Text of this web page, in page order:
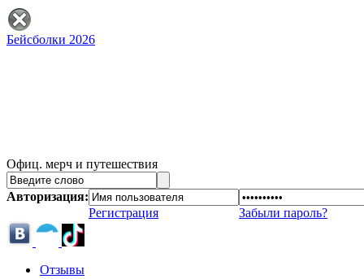
Бейсболки 2026
Офиц. мерч и путешествия
Авторизация:
Регистрация
Забыли пароль?
Отзывы